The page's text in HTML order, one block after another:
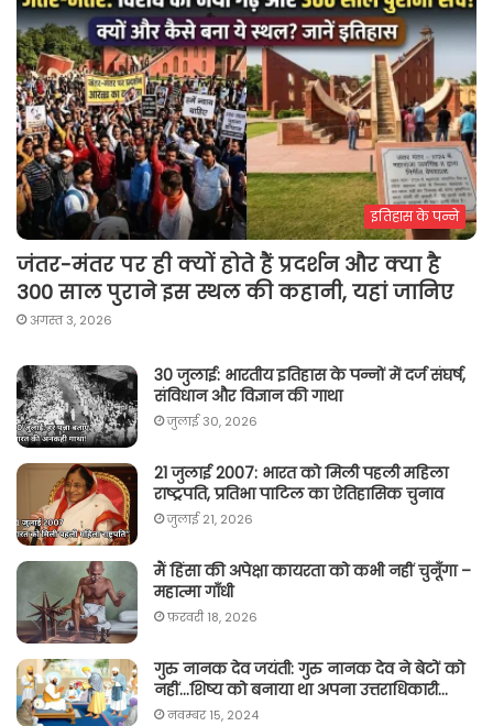
इतिहास के पन्ने
जंतर-मंतर पर ही क्यों होते हैं प्रदर्शन और क्या है
300 साल पुराने इस स्थल की कहानी, यहां जानिए
अगस्त 3, 2026
30 जुलाई: भारतीय इतिहास के पन्नों में दर्ज संघर्ष,
संविधान और विज्ञान की गाथा
जुलाई 30, 2026
21 जुलाई 2007: भारत को मिली पहली महिला
राष्ट्रपति, प्रतिभा पाटिल का ऐतिहासिक चुनाव
जुलाई 21, 2026
मैं हिंसा की अपेक्षा कायरता को कभी नहीं चुनूँगा –
महात्मा गाँधी
फ़रवरी 18, 2026
गुरु नानक देव जयंती: गुरु नानक देव ने बेटों को
नहीं…शिष्य को बनाया था अपना उत्तराधिकारी…
नवम्बर 15, 2024